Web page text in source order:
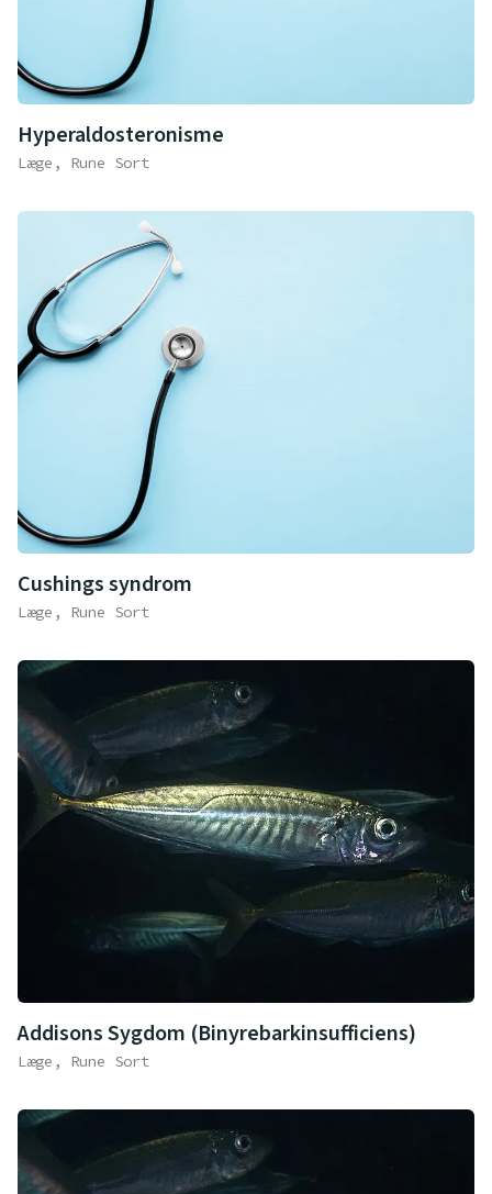
Hyperaldosteronisme
Læge, Rune Sort
Cushings syndrom
Læge, Rune Sort
Addisons Sygdom (Binyrebarkinsufficiens)
Læge, Rune Sort